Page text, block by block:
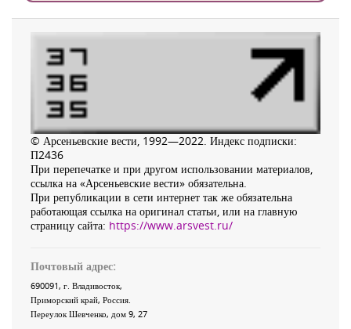
© Арсеньевские вести, 1992—2022. Индекс подписки:
П2436
При перепечатке и при другом использовании материалов,
ссылка на «Арсеньевские вести» обязательна.
При републикации в сети интернет так же обязательна
работающая ссылка на оригинал статьи, или на главную
страницу сайта: https://www.arsvest.ru/
Почтовый адрес:
690091, г. Владивосток,
Приморский край, Россия
Переулок Шевченко, дом 9, 27